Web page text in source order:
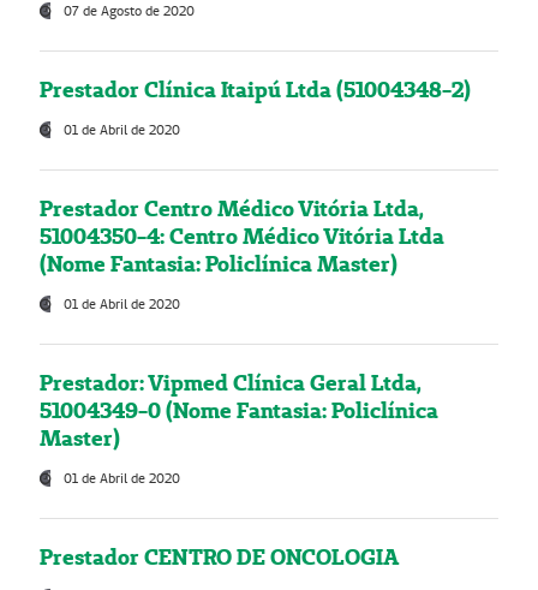
07 de Agosto de 2020
Prestador Clínica Itaipú Ltda (51004348-2)
01 de Abril de 2020
Prestador Centro Médico Vitória Ltda,
51004350-4: Centro Médico Vitória Ltda
(Nome Fantasia: Policlínica Master)
01 de Abril de 2020
Prestador: Vipmed Clínica Geral Ltda,
51004349-0 (Nome Fantasia: Policlínica
Master)
01 de Abril de 2020
Prestador CENTRO DE ONCOLOGIA